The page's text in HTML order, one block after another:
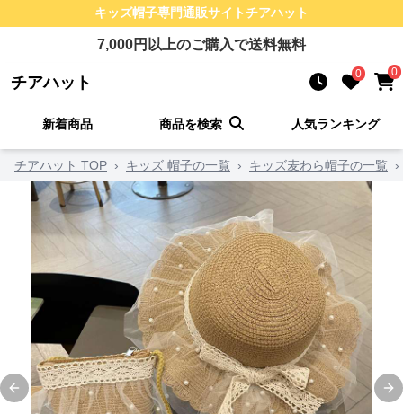
キッズ帽子専門通販サイトチアハット
7,000円以上のご購入で送料無料
チアハット 0 0
新着商品 商品を検索 人気ランキング
チアハット TOP › キッズ 帽子の一覧 › キッズ麦わら帽子の一覧 ›
Previous slide